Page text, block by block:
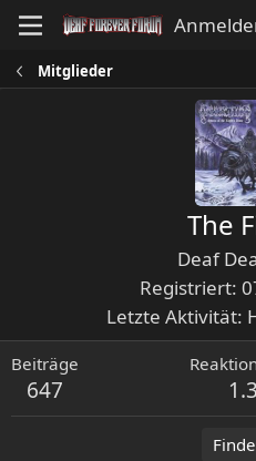
Mitglieder
The
Deaf
Registriert
Letzte Aktivität
Beiträge
647